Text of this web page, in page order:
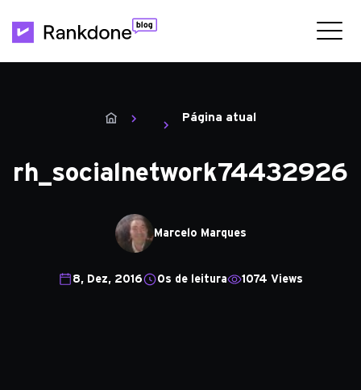
Página atual
rh_socialnetwork74432926
Marcelo Marques
8, Dez, 2016 0s de leitura 1074 Views